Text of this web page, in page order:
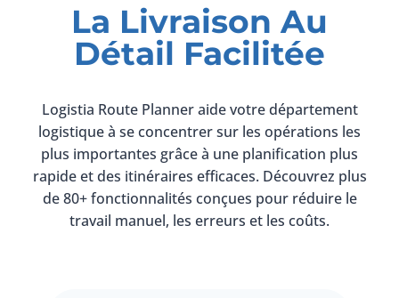
La Livraison Au
Détail Facilitée
Logistia Route Planner aide votre département
logistique à se concentrer sur les opérations les
plus importantes grâce à une planification plus
rapide et des itinéraires efficaces. Découvrez plus
de 80+ fonctionnalités conçues pour réduire le
travail manuel, les erreurs et les coûts.